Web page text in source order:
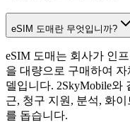
eSIM 도매란 무엇입니까?
eSIM 도매는 회사가 인
을 대량으로 구매하여
델입니다. 2SkyMobile와
근, 청구 지원, 분석, 화
를 돕습니다.